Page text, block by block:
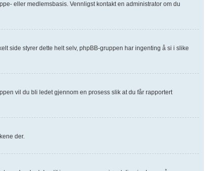
eller medlemsbasis. Vennligst kontakt en administrator om du
side styrer dette helt selv, phpBB-gruppen har ingenting å si i slike
vil du bli ledet gjennom en prosess slik at du får rapportert
der.